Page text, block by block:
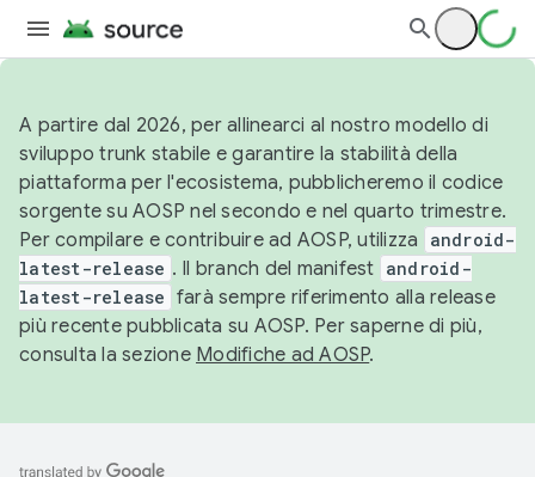
A partire dal 2026, per allinearci al nostro modello di
sviluppo trunk stabile e garantire la stabilità della
piattaforma per l'ecosistema, pubblicheremo il codice
sorgente su AOSP nel secondo e nel quarto trimestre.
Per compilare e contribuire ad AOSP, utilizza
android-
latest-release . Il branch del manifest android-
latest-release farà sempre riferimento alla release
più recente pubblicata su AOSP. Per saperne di più,
consulta la sezione Modifiche ad AOSP.